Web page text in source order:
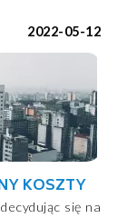
2022-05-12
KOSZTY
się na